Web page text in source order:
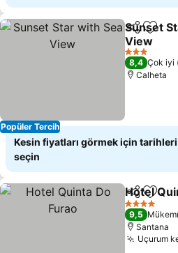
Popüler Tercih
Paylaş
Sunset
View
Fiyatları
3 Yıldız
8,4 Çok iyi
Calheta
Kesin fiyatları görmek için tarihleri
seçin
Paylaş
Hotel
4 Yıldız
9,5
Santana
Uçurum